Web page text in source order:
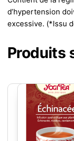
d’hypertension
excessive. (*Issu
Produits